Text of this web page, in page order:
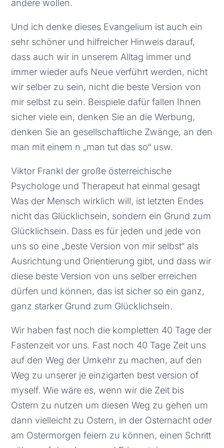
andere wollen.
Und ich denke dieses Evangelium ist auch ein
sehr schöner und hilfreicher Hinweis darauf,
dass auch wir in unserem Alltag immer und
immer wieder aufs Neue verführt werden, nicht
wir selber zu sein, nicht die beste Version von
mir selbst zu sein. Beispiele dafür fallen Ihnen
sicher viele ein, denken Sie an die Werbung,
denken Sie an gesellschaftliche Zwänge, an den
man mit einem n „man tut das so“ usw.
Viktor Frankl der große österreichische
Psychologe und Therapeut hat einmal gesagt
Was der Mensch wirklich will, ist letzten Endes
nicht das Glücklichsein, sondern ein Grund zum
Glücklichsein. Dass es für jeden und jede von
uns so eine „beste Version von mir selbst“ als
Ausrichtung und Orientierung gibt, und dass wir
diese beste Version von uns selber erreichen
dürfen und können, das ist sicher so ein ganz,
ganz starker Grund zum Glücklichsein.
Wir haben fast noch die kompletten 40 Tage der
Fastenzeit vor uns. Fast noch 40 Tage Zeit uns
auf den Weg der Umkehr zu machen, auf den
Weg zu unserer je einzigarten best version of
myself. Wie wäre es, wenn wir die Zeit bis
Ostern zu nutzen um diesen Weg zu gehen um
dann vielleicht zu Ostern, in der Osternacht oder
am Ostermorgen feiern zu können, einen Schritt